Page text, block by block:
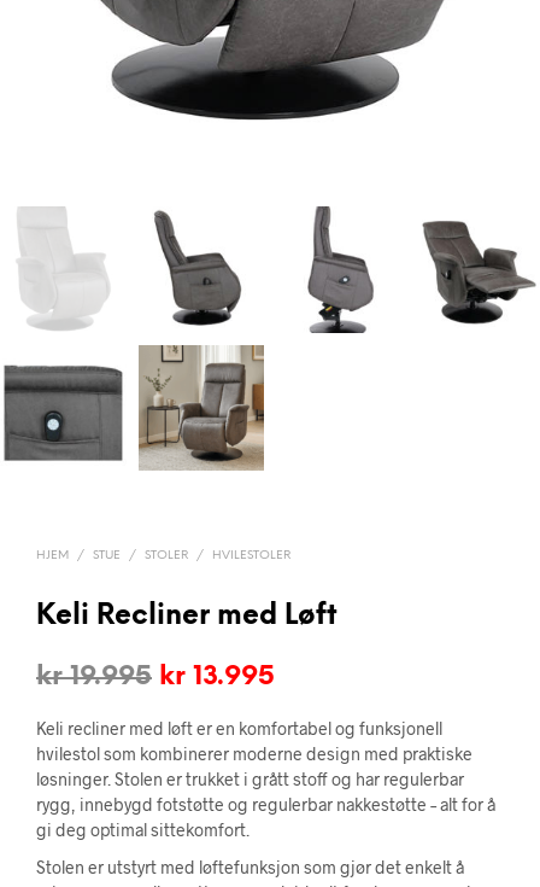
HJEM / STUE / STOLER / HVILESTOLER
Keli Recliner med Løft
kr19.995 Opprinnelig
pris
var:
kr 19.995.
kr 13.995
pris
er:
kr 13.995.
Keli recliner med løft er en komfortabel og funksjonell
hvilestol som kombinerer moderne design med praktiske
løsninger. Stolen er trukket i grått stoff og har regulerbar
rygg, innebygd fotstøtte og regulerbar nakkestøtte – alt for å
gi deg optimal sittekomfort.
Stolen er utstyrt med løftefunksjon som gjør det enkelt å